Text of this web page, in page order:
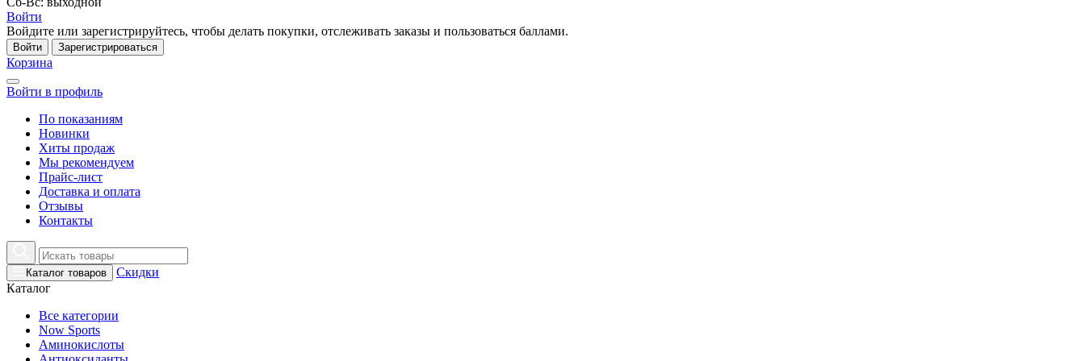
Войти
Войдите или зарегистрируйтесь, чтобы делать покупки, отслеживать заказы и пользоваться баллами.
Войти Зарегистрироваться
Корзина
Войти в профиль
По показаниям
Новинки
Хиты продаж
Мы рекомендуем
Прайс-лист
Доставка и оплата
Отзывы
Контакты
Каталог товаров
Скидки
Каталог
Все категории
Now Sports
Аминокислоты